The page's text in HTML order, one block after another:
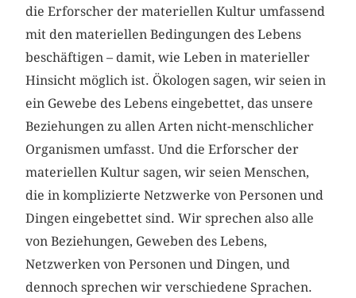
die Erforscher der materiellen Kultur umfassend
mit den materiellen Be­dingungen des Lebens
beschäftigen – damit, wie Leben in materieller
Hinsicht möglich ist. Ökologen sagen, wir seien in
ein Gewebe des Lebens eingebettet, das unsere
Beziehungen zu allen Arten nicht-menschlicher
Organismen umfasst. Und die Erforscher der
materiellen Kultur sagen, wir seien Menschen,
die in komplizierte Netzwerke von Personen und
Dingen eingebettet sind. Wir sprechen also alle
von Beziehungen, Geweben des Lebens,
Netzwerken von Personen und Dingen, und
dennoch sprechen wir verschiedene Sprachen.